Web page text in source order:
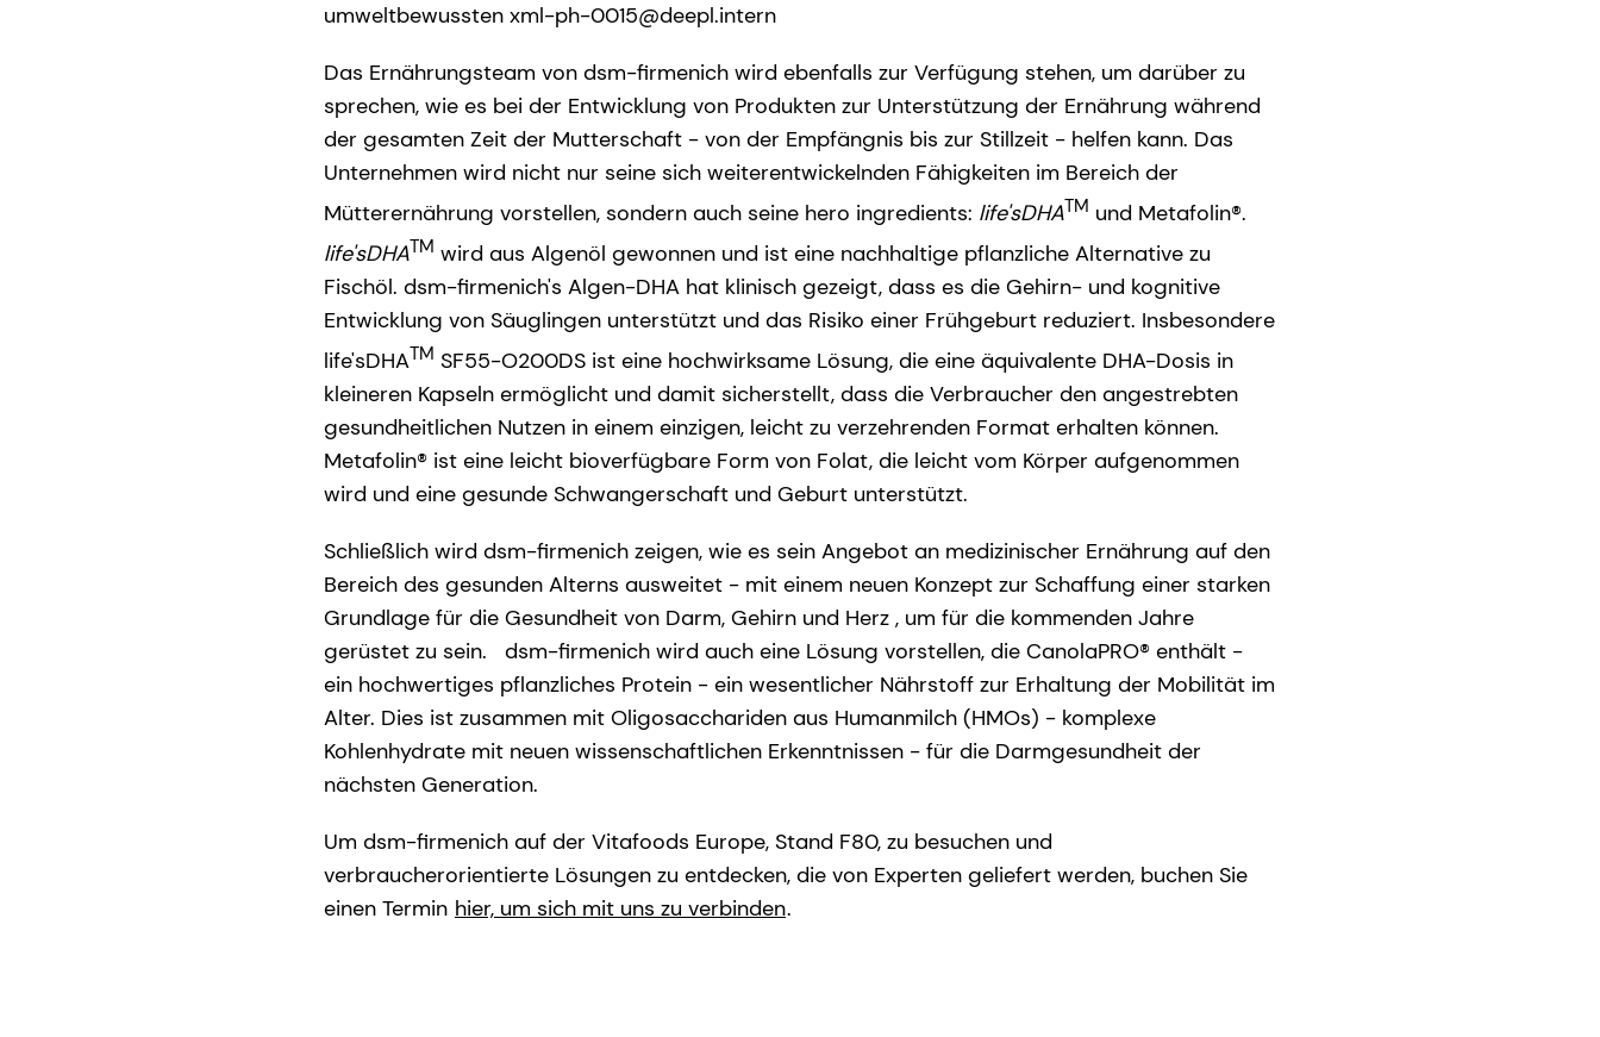
umweltbewussten xml-ph-0015@deepl.intern
Das Ernährungsteam von dsm-firmenich wird ebenfalls zur Verfügung stehen, um darüber zu
sprechen, wie es bei der Entwicklung von Produkten zur Unterstützung der Ernährung während
der gesamten Zeit der Mutterschaft - von der Empfängnis bis zur Stillzeit - helfen kann. Das
Unternehmen wird nicht nur seine sich weiterentwickelnden Fähigkeiten im Bereich der
Mütterernährung vorstellen, sondern auch seine hero ingredients: life'sDHATM und Metafolin®.
life'sDHATM wird aus Algenöl gewonnen und ist eine nachhaltige pflanzliche Alternative zu
Fischöl. dsm-firmenich's Algen-DHA hat klinisch gezeigt, dass es die Gehirn- und kognitive
Entwicklung von Säuglingen unterstützt und das Risiko einer Frühgeburt reduziert. Insbesondere
life'sDHATM SF55-O200DS ist eine hochwirksame Lösung, die eine äquivalente DHA-Dosis in
kleineren Kapseln ermöglicht und damit sicherstellt, dass die Verbraucher den angestrebten
gesundheitlichen Nutzen in einem einzigen, leicht zu verzehrenden Format erhalten können.
Metafolin® ist eine leicht bioverfügbare Form von Folat, die leicht vom Körper aufgenommen
wird und eine gesunde Schwangerschaft und Geburt unterstützt.
Schließlich wird dsm-firmenich zeigen, wie es sein Angebot an medizinischer Ernährung auf den
Bereich des gesunden Alterns ausweitet - mit einem neuen Konzept zur Schaffung einer starken
Grundlage für die Gesundheit von Darm, Gehirn und Herz , um für die kommenden Jahre
gerüstet zu sein. dsm-firmenich wird auch eine Lösung vorstellen, die CanolaPRO® enthält -
ein hochwertiges pflanzliches Protein - ein wesentlicher Nährstoff zur Erhaltung der Mobilität im
Alter. Dies ist zusammen mit Oligosacchariden aus Humanmilch (HMOs) - komplexe
Kohlenhydrate mit neuen wissenschaftlichen Erkenntnissen - für die Darmgesundheit der
nächsten Generation.
Um dsm-firmenich auf der Vitafoods Europe, Stand F80, zu besuchen und
verbraucherorientierte Lösungen zu entdecken, die von Experten geliefert werden, buchen Sie
einen Termin hier, um sich mit uns zu verbinden.